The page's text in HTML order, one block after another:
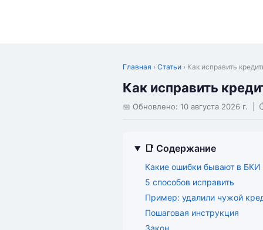
Главная › Статьи › Как исправить
Как исправить
📅 Обновлено: 10 августа 2026 г. |
📑 Содержание
Какие ошибки бывают в БКИ
5 способов исправить
Пример: удалили чужой
Пошаговая инструкция
Закон